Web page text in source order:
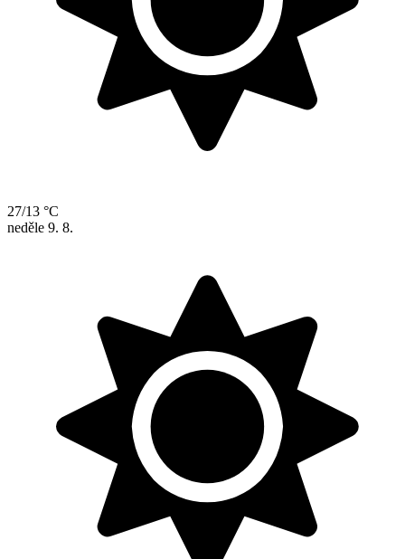
27/13 °C
neděle 9. 8.